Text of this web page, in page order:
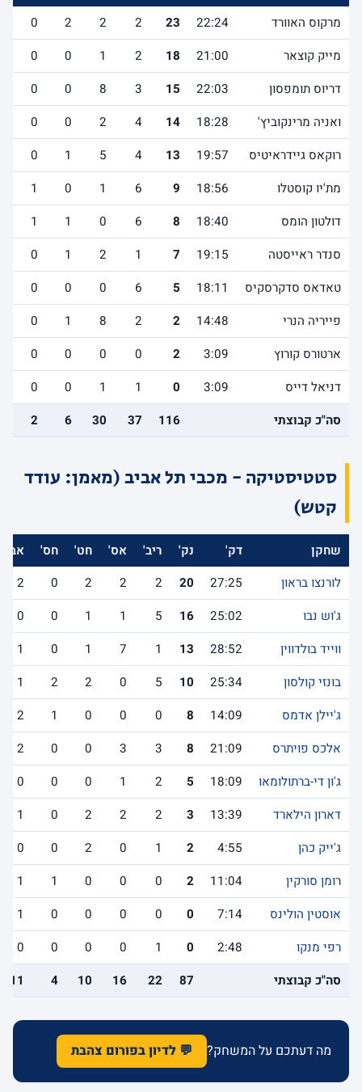
מרקוס האוורד
22:24
23
2
2
2
0
מייק קוצאר
21:00
18
2
1
0
0
דריוס תומפסון
22:03
15
3
8
0
0
ואניה מרינקוביץ'
18:28
14
4
2
0
0
רוקאס גיידראיטיס
19:57
13
4
5
1
0
מת'יו קוסטלו
18:56
9
6
1
0
1
דולטון הומס
18:40
8
6
0
1
1
סנדר ראייסטה
19:15
7
1
2
1
0
טאדאס סדקרסקיס
18:11
5
6
0
0
0
פייריה הנרי
14:48
2
2
8
1
0
ארטורס קורוץ
3:09
2
0
0
0
0
דניאל דייס
3:09
0
1
1
0
0
סה"כ קבוצתי
116
37
30
6
2
סטטיסטיקה - מכבי תל אביב (מאמן: עודד
קטש)
שחקן דק' נק' ריב' אס' חט' חס'
אב'
לורנצו בראון
27:25
20
2
2
2
0
2
ג'וש נבו
25:02
16
5
1
1
0
0
ווייד בולדווין
28:52
13
1
7
1
0
1
בונזי קולסון
25:34
10
5
0
2
2
1
ג'יילן אדמס
14:09
8
0
0
0
1
2
אלכס פויתרס
21:09
8
3
3
0
0
2
ג'ון די-ברתולומאו
18:09
5
2
1
0
0
0
דארון הילארד
13:39
3
2
2
2
0
1
ג'ייק כהן
4:55
2
1
0
2
0
0
רומן סורקין
11:04
2
0
0
0
1
1
אוסטין הולינס
7:14
0
0
0
0
0
1
רפי מנקו
2:48
0
1
0
0
0
0
סה"כ קבוצתי
87
22
16
10
4
11
מה דעתכם על המשחק? 💬 לדיון בפורום צהבת